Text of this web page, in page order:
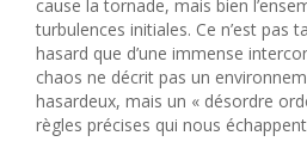
cause la tornade, mais bien
turbulences initiales. Ce n’est pas
hasard que d’une immense
chaos ne décrit pas un
hasardeux, mais un « désordre
règles précises qui nous